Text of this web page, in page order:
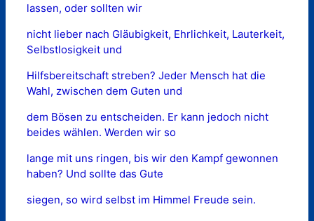
lassen, oder sollten wir
nicht lieber nach Gläubigkeit, Ehrlichkeit, Lauterkeit,
Selbstlosigkeit und
Hilfsbereitschaft streben? Jeder Mensch hat die
Wahl, zwischen dem Guten und
dem Bösen zu entscheiden. Er kann jedoch nicht
beides wählen. Werden wir so
lange mit uns ringen, bis wir den Kampf gewonnen
haben? Und sollte das Gute
siegen, so wird selbst im Himmel Freude sein.